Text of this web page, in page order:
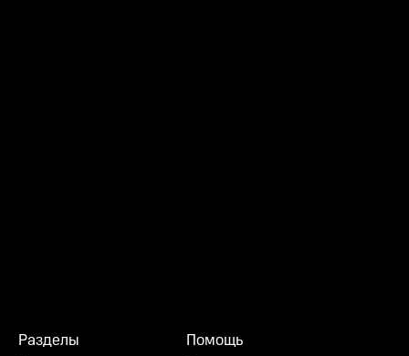
Разделы Помощь